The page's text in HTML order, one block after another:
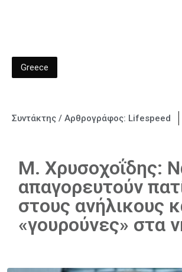
Greece
Συντάκτης / Αρθρογράφος: Lifespeed
Μ. Χρυσοχοΐδης:
απαγορευτούν
στους ανήλικους
«γουρούνες» στα